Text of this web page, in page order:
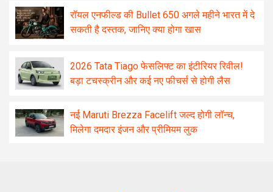
रॉयल एनफील्ड की Bullet 650 अगले महीने भारत में दे
सकती है दस्तक, जानिए क्या होगा खास
2026 Tata Tiago फेसलिफ्ट का इंटीरियर रिवील!
बड़ा टचस्क्रीन और कई नए फीचर्स से होगी लैस
नई Maruti Brezza Facelift जल्द होगी लॉन्च,
मिलेगा दमदार इंजन और प्रीमियम लुक